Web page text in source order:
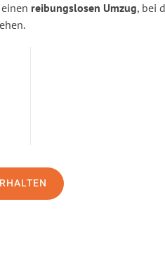
reibungslosen Umzug, bei